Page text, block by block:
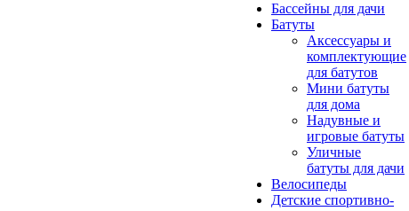
Бассейны для дачи
Батуты
Аксессуары и
комплектующие
для батутов
Мини батуты
для дома
Надувные и
игровые батуты
Уличные
батуты для дачи
Велосипеды
Детские спортивно-